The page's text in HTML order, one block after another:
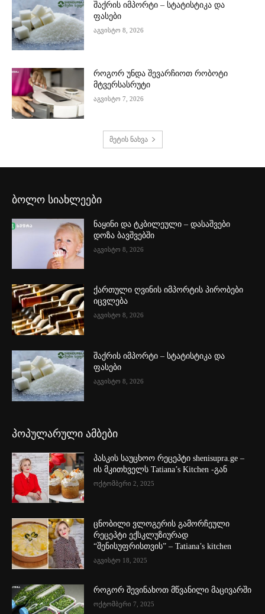
შაქრის იმპორტი – სტატისტიკა და
ფასები
აგვისტო 8, 2026
როგორ უნდა შევარჩიოთ რობოტი
მტვერსასრუტი
აგვისტო 7, 2026
მეტის ნახვა
ბოლო სიახლეები
ნაყინი და ტკბილეული – დასაშვები
დოზა ბავშვებში
აგვისტო 8, 2026
ქართული ღვინის იმპორტის პირობები
იცვლება
აგვისტო 8, 2026
შაქრის იმპორტი – სტატისტიკა და
ფასები
აგვისტო 8, 2026
პოპულარული ამბები
პასკის საუცხოო რეცეპტი shenisupra.ge –
ის მკითხველს Tatiana’s Kitchen -გან
ოქტომბერი 2, 2025
ცნობილი ვლოგერის გამორჩეული
რეცეპტი ექსკლუზიურად
“შენისუფრისთვის” – Tatiana’s kitchen
აგვისტო 18, 2025
როგორ შევინახოთ მწვანილი მაცივარში
ოქტომბერი 7, 2025